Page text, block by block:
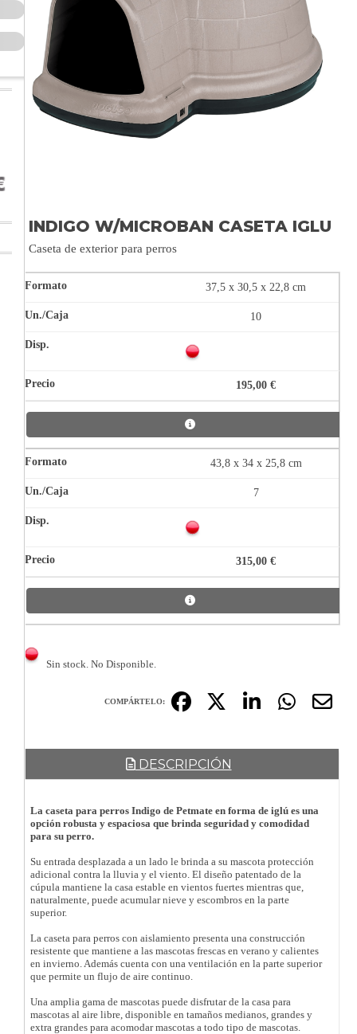
INDIGO W/MICROBAN CASETA IGLU
Caseta de exterior para perros
37,5 x 30,5 x 22,8 cm
10
195,00 €
43,8 x 34 x 25,8 cm
7
315,00 €
Sin stock. No Disponible.
COMPÁRTELO:
DESCRIPCIÓN
La caseta para perros Indigo de Petmate en forma de iglú es una
opción robusta y espaciosa que brinda seguridad y comodidad
para su perro.
Su entrada desplazada a un lado le brinda a su mascota protección
adicional contra la lluvia y el viento. El diseño patentado de la
cúpula mantiene la casa estable en vientos fuertes mientras que,
naturalmente, puede acumular nieve y escombros en la parte
superior.
La caseta para perros con aislamiento presenta una construcción
resistente que mantiene a las mascotas frescas en verano y calientes
en invierno. Además cuenta con una ventilación en la parte superior
que permite un flujo de aire continuo.
Una amplia gama de mascotas puede disfrutar de la casa para
mascotas al aire libre, disponible en tamaños medianos, grandes y
extra grandes para acomodar mascotas a todo tipo de mascotas.